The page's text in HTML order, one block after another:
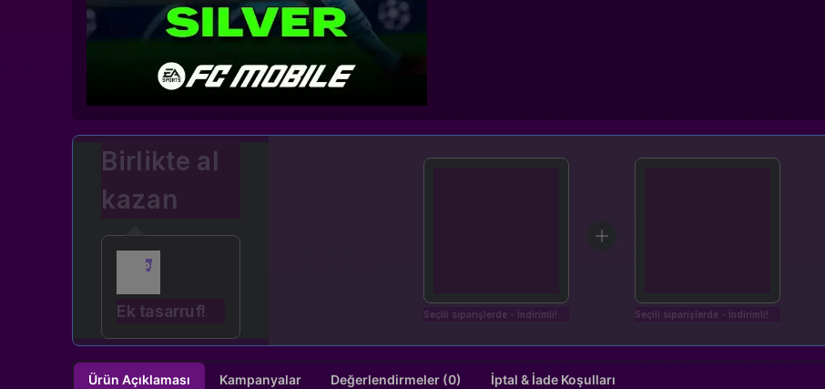
Birlikte al
kazan
Ek tasarruf! Seçili siparişlerde - İndirimli! Seçili siparişlerde - İndirimli!
Ürün Açıklaması Kampanyalar Değerlendirmeler (0) İptal & İade Koşulları